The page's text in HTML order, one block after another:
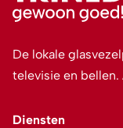
De lokale
televisie en bellen.
Diensten